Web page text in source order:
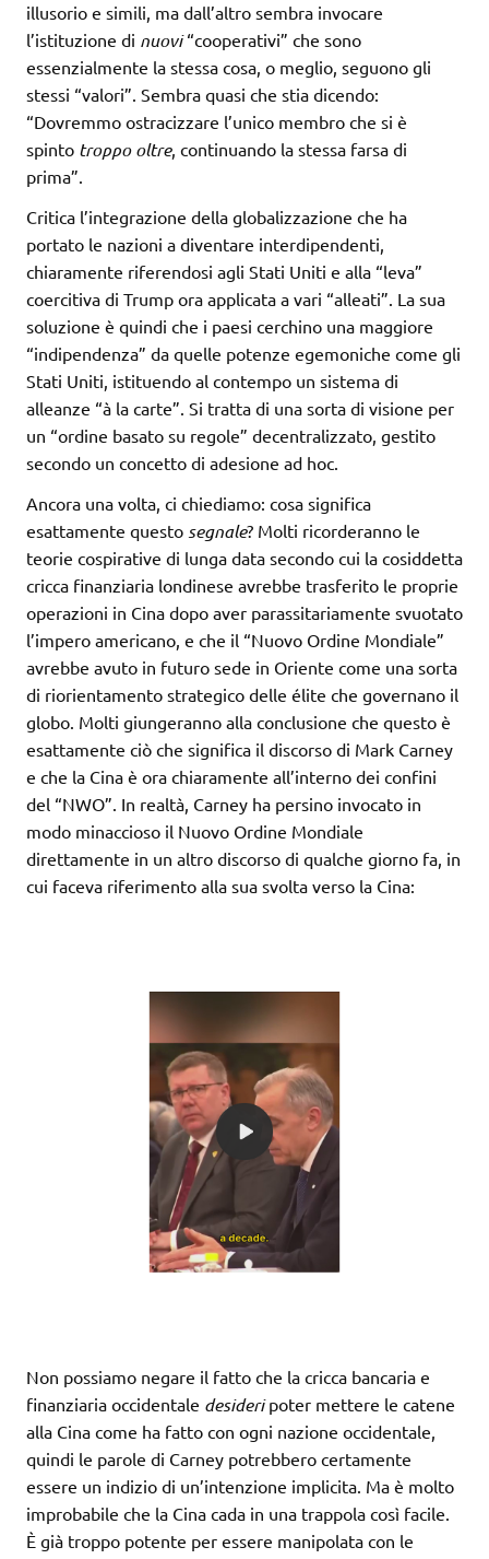
illusorio e simili, ma dall’altro sembra invocare
l’istituzione di nuovi“cooperativi” che sono
essenzialmente la stessa cosa, o meglio, seguono gli
stessi “valori”. Sembra quasi che stia dicendo:
“Dovremmo ostracizzare l’unico membro che si è
spinto troppo oltre, continuando la stessa farsa di
prima”.
Critica l’integrazione della globalizzazione che ha
portato le nazioni a diventare interdipendenti,
chiaramente riferendosi agli Stati Uniti e alla “leva”
coercitiva di Trump ora applicata a vari “alleati”. La sua
soluzione è quindi che i paesi cerchino una maggiore
“indipendenza” da quelle potenze egemoniche come gli
Stati Uniti, istituendo al contempo un sistema di
alleanze “à la carte”. Si tratta di una sorta di visione per
un “ordine basato su regole” decentralizzato, gestito
secondo un concetto di adesione ad hoc.
Ancora una volta, ci chiediamo: cosa significa
esattamente questo segnale? Molti ricorderanno le
teorie cospirative di lunga data secondo cui la cosiddetta
cricca finanziaria londinese avrebbe trasferito le proprie
operazioni in Cina dopo aver parassitariamente svuotato
l’impero americano, e che il “Nuovo Ordine Mondiale”
avrebbe avuto in futuro sede in Oriente come una sorta
di riorientamento strategico delle élite che governano il
globo. Molti giungeranno alla conclusione che questo è
esattamente ciò che significa il discorso di Mark Carney
e che la Cina è ora chiaramente all’interno dei confini
del “NWO”. In realtà, Carney ha persino invocato in
modo minaccioso il Nuovo Ordine Mondiale
direttamente in un altro discorso di qualche giorno fa, in
cui faceva riferimento alla sua svolta verso la Cina:
Non possiamo negare il fatto che la cricca bancaria e
finanziaria occidentale desideripoter mettere le catene
alla Cina come ha fatto con ogni nazione occidentale,
quindi le parole di Carney potrebbero certamente
essere un indizio di un’intenzione implicita. Ma è molto
improbabile che la Cina cada in una trappola così facile.
È già troppo potente per essere manipolata con le